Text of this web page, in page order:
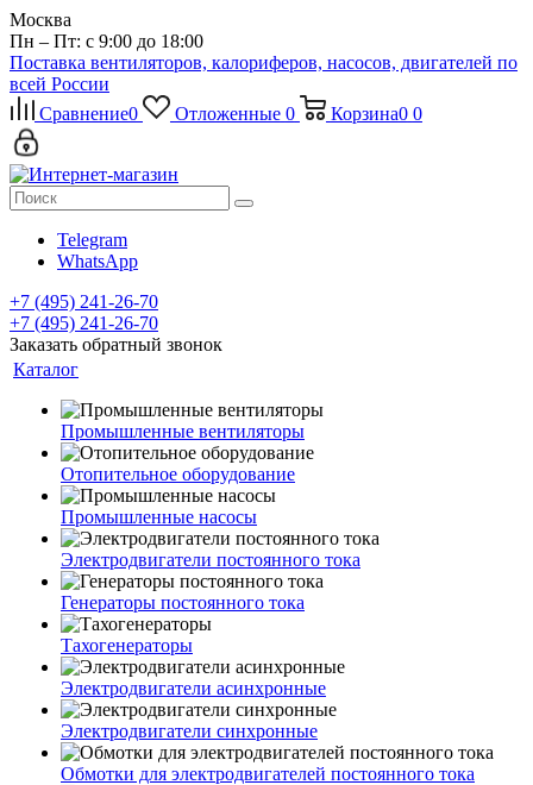
Москва
Пн – Пт: с 9:00 до 18:00
Поставка вентиляторов, калориферов, насосов, двигателей по
всей России
Сравнение0 Отложенные 0 Корзина0 0
Telegram
WhatsApp
+7 (495) 241-26-70
+7 (495) 241-26-70
Заказать обратный звонок
Каталог
Промышленные вентиляторы
Отопительное оборудование
Промышленные насосы
Электродвигатели постоянного тока
Генераторы постоянного тока
Тахогенераторы
Электродвигатели асинхронные
Электродвигатели синхронные
Обмотки для электродвигателей постоянного тока